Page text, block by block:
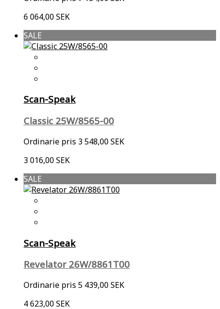
6 064,00 SEK
SALE
Scan-Speak
Classic 25W/8565-00
Ordinarie pris 3 548,00 SEK
3 016,00 SEK
SALE
Scan-Speak
Revelator 26W/8861T00
Ordinarie pris 5 439,00 SEK
4 623,00 SEK